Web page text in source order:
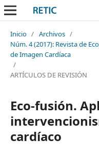
Inicio / Archivos /
Núm. 4 (2017): Revista de
de Imagen Cardíaca
/
ARTÍCULOS DE REVISIÓN
Eco-fusión.
cardíaco